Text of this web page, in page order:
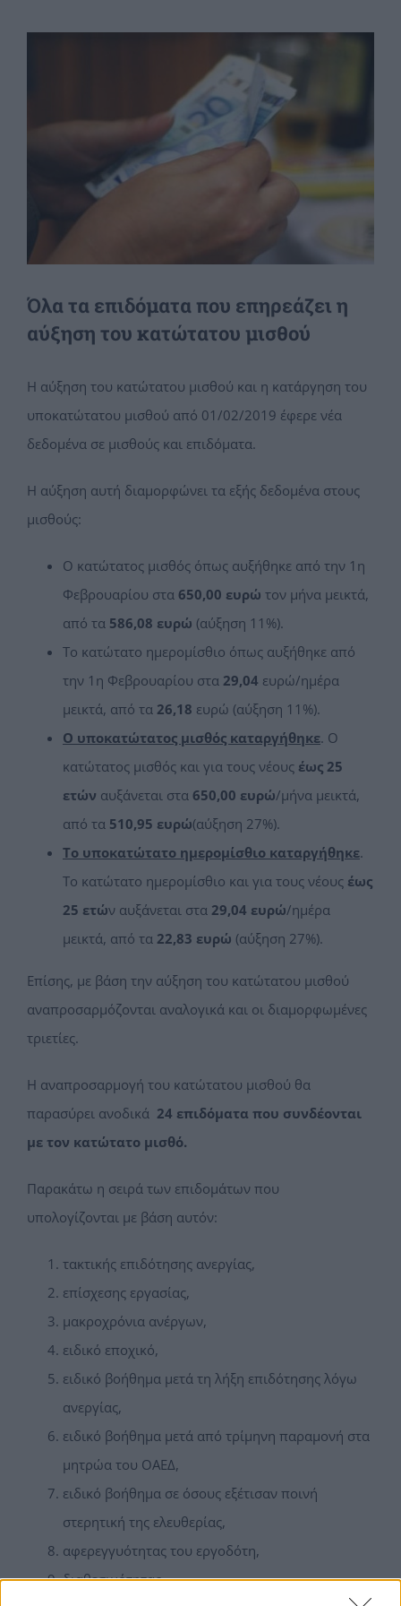
Όλα τα επιδόματα που επηρεάζει η
αύξηση του κατώτατου μισθού
Η αύξηση του κατώτατου μισθού και η κατάργηση του
υποκατώτατου μισθού από 01/02/2019 έφερε νέα
δεδομένα σε μισθούς και επιδόματα.
Η αύξηση αυτή διαμορφώνει τα εξής δεδομένα στους
μισθούς:
Ο κατώτατος μισθός όπως αυξήθηκε από την 1η
Φεβρουαρίου στα 650,00 ευρώ τον μήνα μεικτά,
από τα 586,08 ευρώ (αύξηση 11%).
Το κατώτατο ημερομίσθιο όπως αυξήθηκε από
την 1η Φεβρουαρίου στα 29,04 ευρώ/ημέρα
μεικτά, από τα 26,18 ευρώ (αύξηση 11%).
Ο υποκατώτατος μισθός καταργήθηκε. Ο
κατώτατος μισθός και για τους νέους έως 25
ετών αυξάνεται στα 650,00 ευρώ/μήνα μεικτά,
από τα 510,95 ευρώ(αύξηση 27%).
Το υποκατώτατο ημερομίσθιο καταργήθηκε.
Το κατώτατο ημερομίσθιο και για τους νέους έως
25 ετών αυξάνεται στα 29,04 ευρώ/ημέρα
μεικτά, από τα 22,83 ευρώ (αύξηση 27%).
Επίσης, με βάση την αύξηση του κατώτατου μισθού
αναπροσαρμόζονται αναλογικά και οι διαμορφωμένες
τριετίες.
Η αναπροσαρμογή του κατώτατου μισθού θα
παρασύρει ανοδικά 24 επιδόματα που συνδέονται
με τον κατώτατο μισθό.
Παρακάτω η σειρά των επιδομάτων που
υπολογίζονται με βάση αυτόν:
τακτικής επιδότησης ανεργίας,
επίσχεσης εργασίας,
μακροχρόνια ανέργων,
ειδικό εποχικό,
ειδικό βοήθημα μετά τη λήξη επιδότησης λόγω
ανεργίας,
ειδικό βοήθημα μετά από τρίμηνη παραμονή στα
μητρώα του ΟΑΕΔ,
ειδικό βοήθημα σε όσους εξέτισαν ποινή
στερητική της ελευθερίας,
αφερεγγυότητας του εργοδότη,
διαθεσιμότητας,